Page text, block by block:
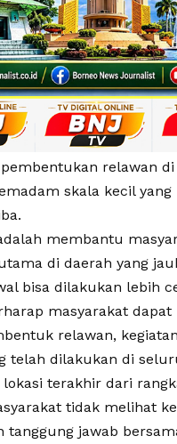
relawan
skala kecil
membantu
di daerah yang
bisa dilakukan lebih
masyarakat
relawan,
telah dilakukan di
lokasi terakhir dari
tidak melihat
tanggung jawab